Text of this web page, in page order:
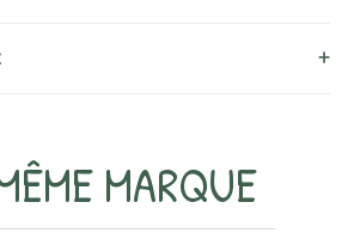
MARQUE